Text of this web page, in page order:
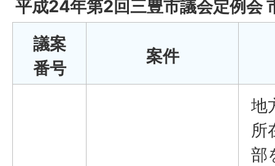
平成24年第2回三豊市議会定例会
議案
番号
案件
地
所
部